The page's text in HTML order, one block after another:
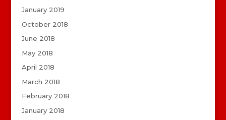
January 2019
October 2018
June 2018
May 2018
April 2018
March 2018
February 2018
January 2018